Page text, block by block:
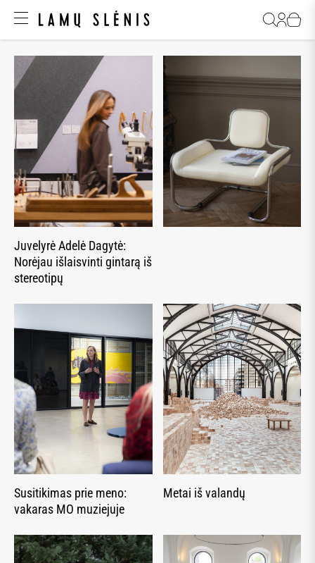
Juvelyrė Adelė Dagytė:
Norėjau išlaisvinti gintarą iš
stereotipų
Susitikimas prie meno:
vakaras MO muziejuje
Metai iš valandų